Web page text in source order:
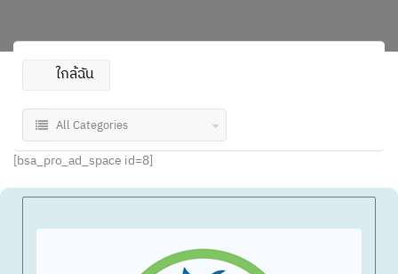
ใกล้ฉัน
All Categories
[bsa_pro_ad_space id=8]